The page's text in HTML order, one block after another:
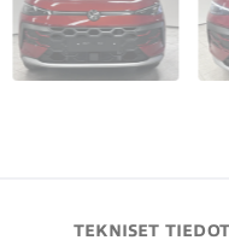
TEKNISET TIEDOT